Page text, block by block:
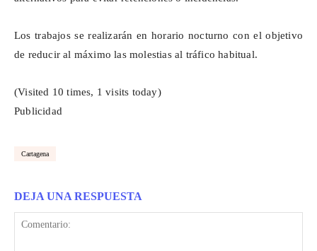
Los trabajos se realizarán en horario nocturno con el objetivo
de reducir al máximo las molestias al tráfico habitual.
(Visited 10 times, 1 visits today)
Publicidad
Cartagena
DEJA UNA RESPUESTA